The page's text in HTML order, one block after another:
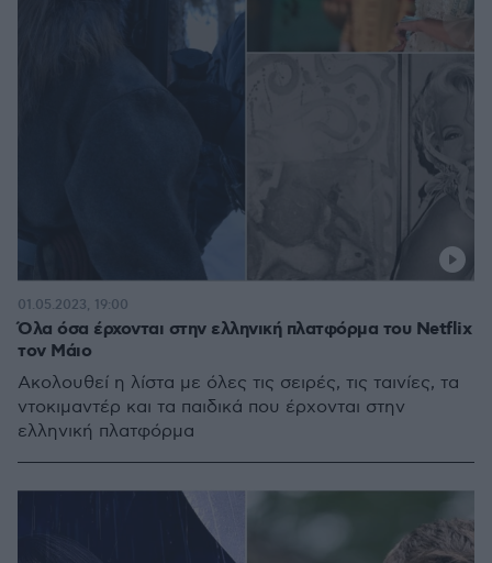
Όλα όσα έρχονται στην ελληνική πλατφόρμα του Netflix
τον Μάιο
Ακολουθεί η λίστα με όλες τις σειρές, τις ταινίες, τα
ντοκιμαντέρ και τα παιδικά που έρχονται στην
ελληνική πλατφόρμα
01.05.2023, 19:00